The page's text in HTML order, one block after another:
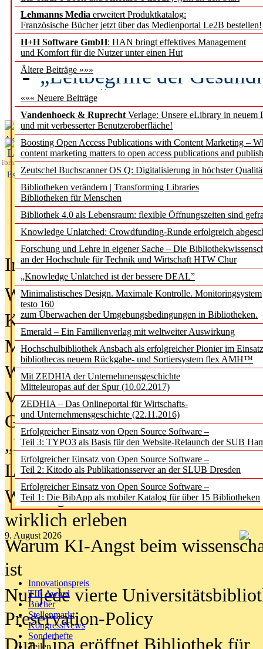
Lehmanns Media erweitert Produktkatalog:
Französische Bücher jetzt über das Medienportal Le2B bestellen!
H+H Software GmbH: HAN bringt effektives Management
und Komfort für die Nutzer unter einen Hut
Ältere Beiträge »»»
««« Neuere Beiträge
Vandenhoeck & Ruprecht Verlage: Unsere eLibrary in neuem
und mit verbesserter Benutzeroberfläche!
Boosting Open Access Publications with Content Marketing –
content marketing matters to open access publications and
Zeutschel Buchscanner OS Q: Digitalisierung in höchster
Bibliotheken verändern | Transforming Libraries
Bibliotheken für Menschen
Bibliothek 4.0 als Lebensraum: flexible Öffnungszeiten sind
Knowledge Unlatched: Crowdfunding-Runde erfolgreich
Forschung und Lehre in eigener Sache – Die
an der Hochschule für Technik und Wirtschaft HTW Chur
„Knowledge Unlatched ist der bessere DEAL”
Minimalistisches Design. Maximale Kontrolle. Monitoringsystem
testo 160
zum Überwachen der Umgebungsbedingungen in Bibliotheken.
Emerald – Ein Familienverlag mit weltweiter Auswirkung
Hochschulbibliothek Ansbach als erfolgreicher Pionier im
bibliothecas neuem Rückgabe- und Sortiersystem flex AMH™
Mit ZEDHIA der Unternehmensgeschichte
Mitteleuropas auf der Spur (10.02.2017)
ZEDHIA – Das Onlineportal für Wirtschafts-
und Unternehmensgeschichte (22.11.2016)
Erfolgreicher Einsatz von Open Source Software –
Teil 3: TYPO3 als Basis für den Website-Relaunch der SUB
Erfolgreicher Einsatz von Open Source Software –
Teil 2: Kitodo als Publikationsserver an der SLUB Dresden
Erfolgreicher Einsatz von Open Source Software –
Teil 1: Die BibApp als mobiler Katalog für über 15 Bibliotheken
9. August 2026
Innovationspreis
TIP Award
Bücher
Stellenmarkt
KongressNews
Sonderhefte
Teilen
Künstliche Intelligenz
besser zu verstehen
„Leitbegriffe der
des BIÖG erscheinen
Aktuelles aus
L
ibrary
Essentials
In der Ausgabe06/2026(August
Was Hochschul­bibliotheken von
Kinder in der digitalen Welt
Metadaten als Infrastruktur
Wenn Bots katalogisieren
Von Abschlusskleidern bis
Geisterjagd-Ausrüstung in der
„Library of Things“ unterwegs
Lesen als Infrastrukturaufgabe
Wie Jugendliche Social Media
wirklich erleben
Warum KI-Angst beim
ist
Nur jede vierte
Preservation-Policy
Dua Lipa eröffnet Bibliothek für